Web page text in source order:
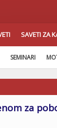
SAVETI ZA
SEMINARI
za